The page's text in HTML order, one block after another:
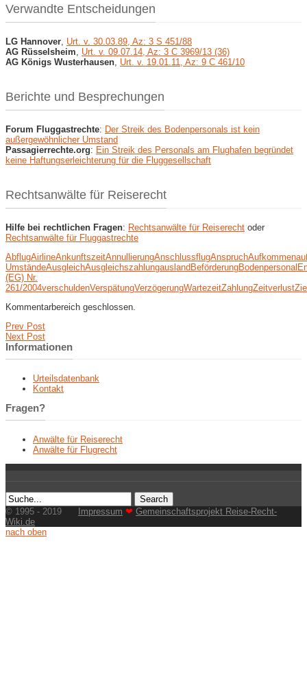
Verwandte Entscheidungen
LG Hannover Urt. v. 30.03.89, Az: 3 S 451/88
AG Rüsselsheim
Urt. v. 09.07.14, Az: 3 C 3969/13 (36)
AG Königs Wusterhausen Urt. v. 19.01.11, Az: 9 C 461/10
Berichte und Besprechungen
Forum Fluggastrechte: Der Streik des Bodenpersonals ist kein
außergewöhnlicher Umstand
Passagierrechte.org: Ein Streik des Personals am Flughafen begründet
keine Haftungserleichterung für die Fluggesellschaft
Rechtsanwälte für Reiserecht
Hilfe bei rechtlichen Fragen: Rechtsanwälte für Reiserecht oder
Rechtsanwälte für Fluggastrechte
AbflugAirlineAnkunftszeitAnnullierungAnschlussflugAnspruchAufkommen
UmständeAusgleichAusgleichszahlungauslandBeförderungBodenpersonal
(EG) Nr.
261/2004verschuldenVerspätungVerzögerungWartezeitZahlungZeitverlust
Kommentarbereich geschlossen.
Prev Post
Next Post
Informationen
Urteilsdatenbank
Kontakt
Fragen?
Anwälte für Reiserecht
Anwälte für Flugrecht
© 1995 - 2019 Impressum ❤ Gemeinschaftsprojekt Reise-Recht-
Wiki.de
nach oben